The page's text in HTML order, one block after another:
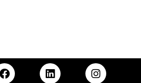
F
a
L
i
I
n